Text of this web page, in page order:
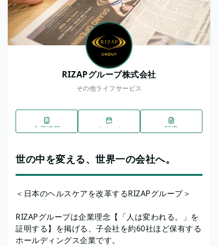
RIZAPグループ株式会社
その他ライフサービス
企業情報 イベント 記事
世の中を変える、世界一の会社へ。
＜日本のヘルスケアを改革するRIZAPグループ＞
RIZAPグループは企業理念【「人は変われる。」を
証明する】を掲げる、子会社を約60社ほど保有する
ホールディングス企業です。